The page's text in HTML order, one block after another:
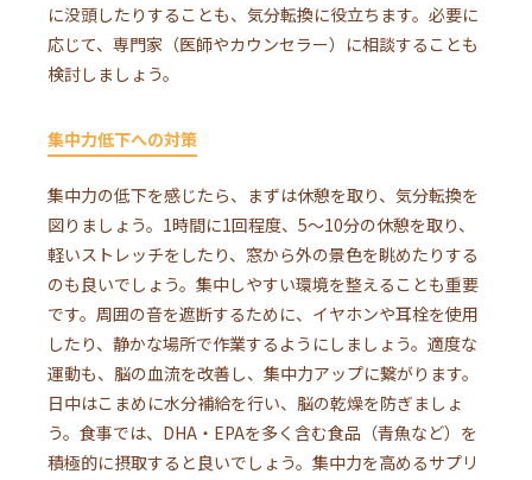
に没頭したりすることも、気分転換に役立ちます。必要に
応じて、専門家（医師やカウンセラー）に相談することも
検討しましょう。
集中力低下への対策
集中力の低下を感じたら、まずは休憩を取り、気分転換を
図りましょう。1時間に1回程度、5〜10分の休憩を取り、
軽いストレッチをしたり、窓から外の景色を眺めたりする
のも良いでしょう。集中しやすい環境を整えることも重要
です。周囲の音を遮断するために、イヤホンや耳栓を使用
したり、静かな場所で作業するようにしましょう。適度な
運動も、脳の血流を改善し、集中力アップに繋がります。
日中はこまめに水分補給を行い、脳の乾燥を防ぎましょ
う。食事では、DHA・EPAを多く含む食品（青魚など）を
積極的に摂取すると良いでしょう。集中力を高めるサプリ